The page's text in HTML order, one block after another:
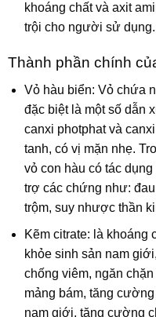
khoáng chất và axit
trội cho người sử dụng.
Thành phần chính
Vỏ hàu biển: Vỏ chứa
đặc biệt là một số dẫn
canxi photphat và
tanh, có vị mặn nhẹ.
vỏ con hàu có tác
trợ các chứng như:
trộm, suy nhược thần
Kẽm citrate: là khoáng
khỏe sinh sản nam
chống viêm, ngăn
mảng bám, tăng
nam giới, tăng cường